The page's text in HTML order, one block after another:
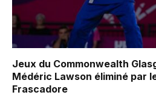
Jeux du Commonwealth
Médéric Lawson éliminé par
Frascadore